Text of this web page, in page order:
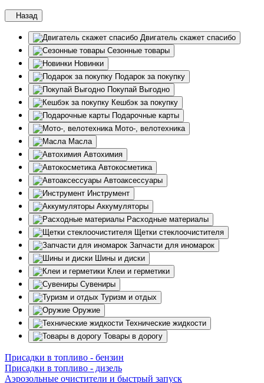
Назад
Двигатель скажет спасибо
Сезонные товары
Новинки
Подарок за покупку
Покупай Выгодно
Кешбэк за покупку
Подарочные карты
Мото-, велотехника
Масла
Автохимия
Автокосметика
Автоаксессуары
Инструмент
Аккумуляторы
Расходные материалы
Щетки стеклоочистителя
Запчасти для иномарок
Шины и диски
Клеи и герметики
Сувениры
Туризм и отдых
Оружие
Технические жидкости
Товары в дорогу
Присадки в топливо - бензин
Присадки в топливо - дизель
Аэрозольные очистители и быстрый запуск